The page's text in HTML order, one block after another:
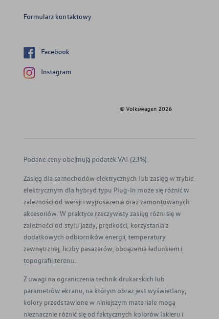
Formularz kontaktowy
Facebook
Instagram
© Volkswagen 2026
Podane ceny obejmują podatek VAT (23%).
Zasięg dla samochodów elektrycznych lub zasięg w trybie
elektrycznym dla hybryd typu Plug-In może się różnić w
zależności od wersji i wyposażenia oraz zamontowanych
akcesoriów. W praktyce rzeczywisty zasięg różni się w
zależności od stylu jazdy, prędkości, korzystania z
dodatkowych odbiorników energii, temperatury
zewnętrznej, liczby pasażerów, obciążenia ładunkiem i
topografii terenu.
Z uwagi na ograniczenia technik drukarskich lub
parametrów ekranu, na którym obraz jest wyświetlany,
kolory przedstawione w niniejszym materiale mogą
nieznacznie różnić się od faktycznych kolorów lakieru i